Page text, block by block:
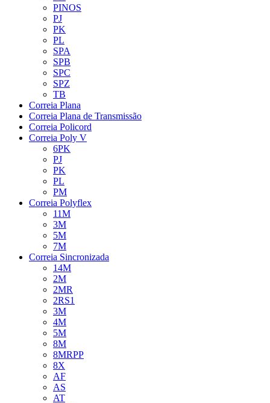
PINOS
PJ
PK
PL
SPA
SPB
SPC
SPZ
TB
Correia Plana
Correia Plana de Transmissão
Correia Policord
Correia Poly V
6PK
PJ
PK
PL
PM
Correia Polyflex
11M
3M
5M
7M
Correia Sincronizada
14M
2M
2MR
2RS1
3M
4M
5M
8M
8MRPP
8X
AF
AS
AT